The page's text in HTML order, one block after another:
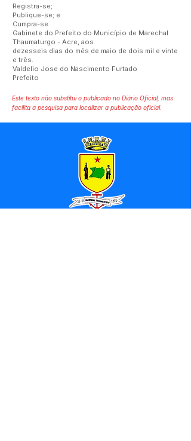
Registra-se;
Publique-se; e
Cumpra-se.
Gabinete do Prefeito do Município de Marechal
Thaumaturgo - Acre, aos
dezesseis dias do mês de maio de dois mil e vinte
e três.
Valdelio Jose do Nascimento Furtado
Prefeito
Este texto não substitui o publicado no Diário Oficial, mas
facilita a pesquisa para localizar a publicação oficial.